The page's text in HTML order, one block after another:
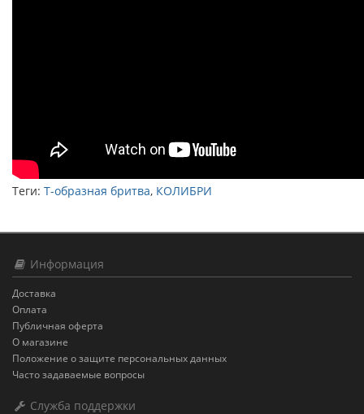
Теги: Т-образная бритва, КОЛИБРИ
Информация
Доставка
Оплата
Публичная оферта
О магазине
Положение о защите персональных данных
Часто задаваемые вопросы
Служба поддержки